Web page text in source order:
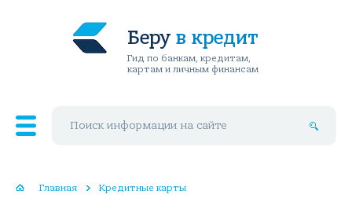
Беру в кредит
Гид по банкам, кредитам,
картам и личным финансам
Главная Кредитные карты